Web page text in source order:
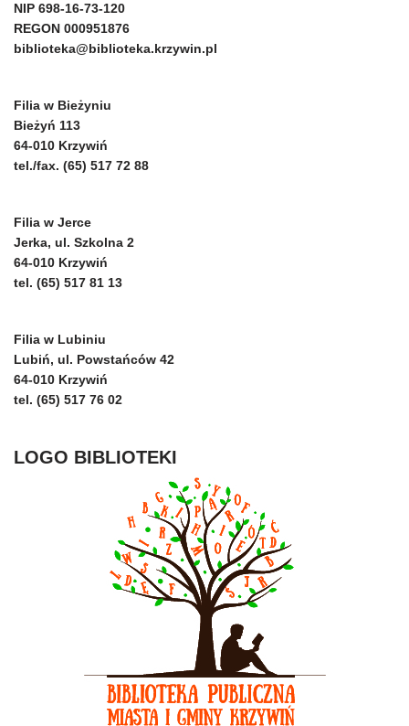
NIP 698-16-73-120
REGON 000951876
biblioteka@biblioteka.krzywin.pl
Filia w Bieżyniu
Bieżyń 113
64-010 Krzywiń
tel./fax. (65) 517 72 88
Filia w Jerce
Jerka, ul. Szkolna 2
64-010 Krzywiń
tel. (65) 517 81 13
Filia w Lubiniu
Lubiń, ul. Powstańców 42
64-010 Krzywiń
tel. (65) 517 76 02
LOGO BIBLIOTEKI